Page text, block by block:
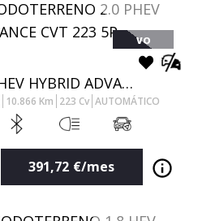
VO
TODOTERRENO 2.0 PHEV HYBRID ADVANCE CVT 223 5P
10.866 Km 223 Cv AUTOMÁTICO
391,72 €/mes